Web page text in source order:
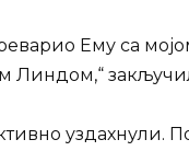
Ему са
Линдом,“
уздахнули.